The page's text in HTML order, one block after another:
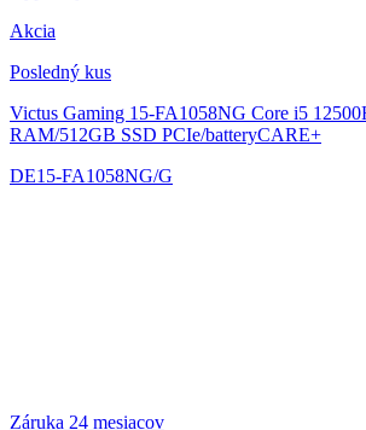
Akcia
Posledný kus
Victus Gaming 15-FA1058NG Core i5
RAM/512GB SSD PCIe/batteryCARE+
DE15-FA1058NG/G
Záruka 24 mesiacov